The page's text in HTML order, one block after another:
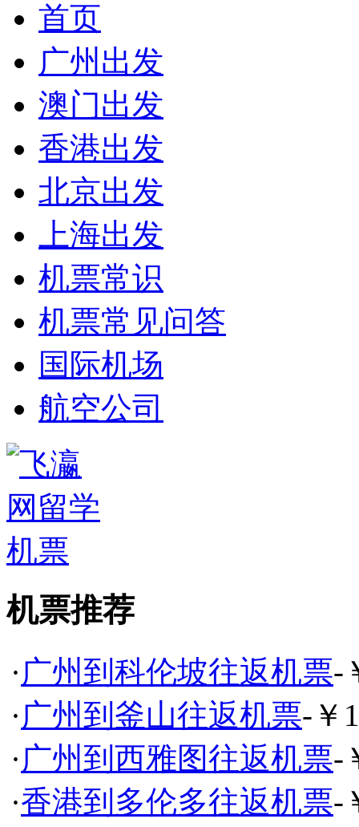
首页
广州出发
澳门出发
香港出发
北京出发
上海出发
机票常识
机票常见问答
国际机场
航空公司
机票推荐
·广州到科伦坡往返机票-
·广州到釜山往返机票-￥
·广州到西雅图往返机票-
·香港到多伦多往返机票-